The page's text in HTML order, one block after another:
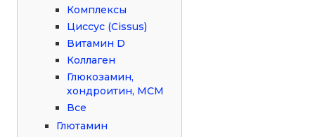
Комплексы
Циссус (Cissus)
Витамин D
Коллаген
Глюкозамин,
хондроитин, МСМ
Все
Глютамин